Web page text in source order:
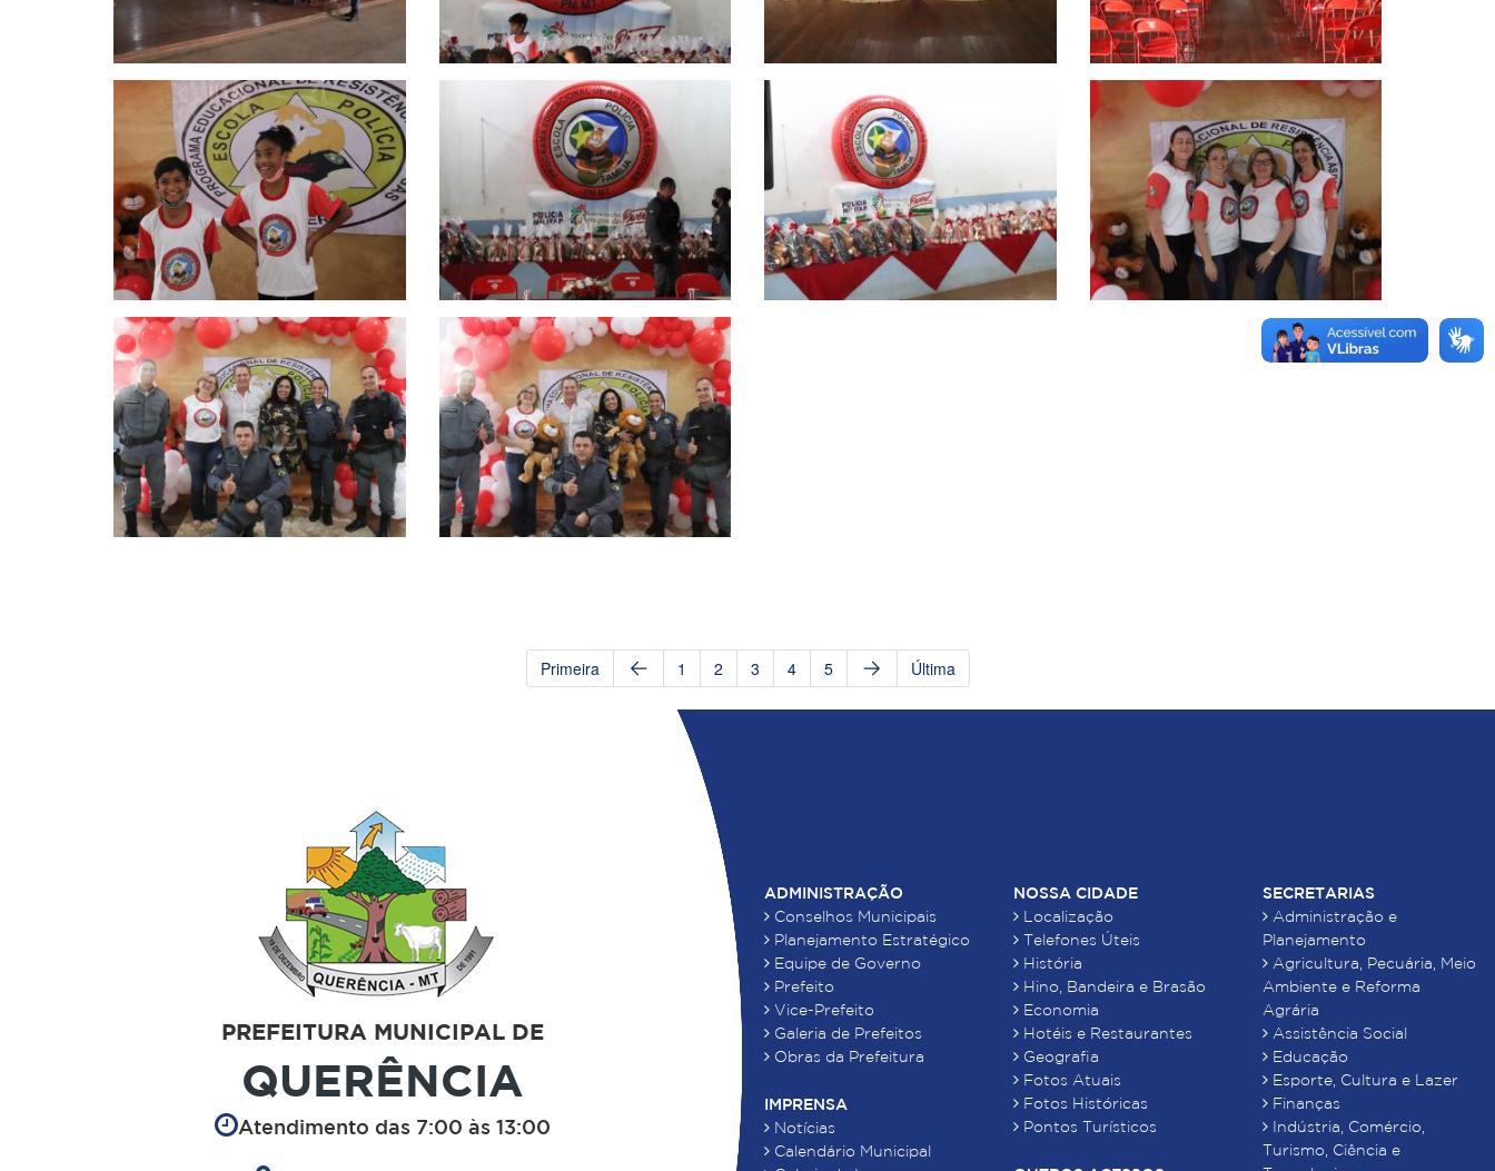
Primeira 1 2 3 4 5 Última
PREFEITURA MUNICIPAL DE
QUERÊNCIA
Atendimento das 7:00 às 13:00
ADMINISTRAÇÃO
Conselhos Municipais
Planejamento Estratégico
Equipe de Governo
Prefeito
Vice-Prefeito
Galeria de Prefeitos
Obras da Prefeitura
IMPRENSA
Notícias
Calendário Municipal
NOSSA CIDADE
Localização
Telefones Úteis
História
Hino, Bandeira e Brasão
Economia
Hotéis e Restaurantes
Geografia
Fotos Atuais
Fotos Históricas
Pontos Turísticos
SECRETARIAS
Administração e
Planejamento
Agricultura, Pecuária, Meio
Ambiente e Reforma
Agrária
Assistência Social
Educação
Esporte, Cultura e Lazer
Finanças
Indústria, Comércio,
Turismo, Ciência e